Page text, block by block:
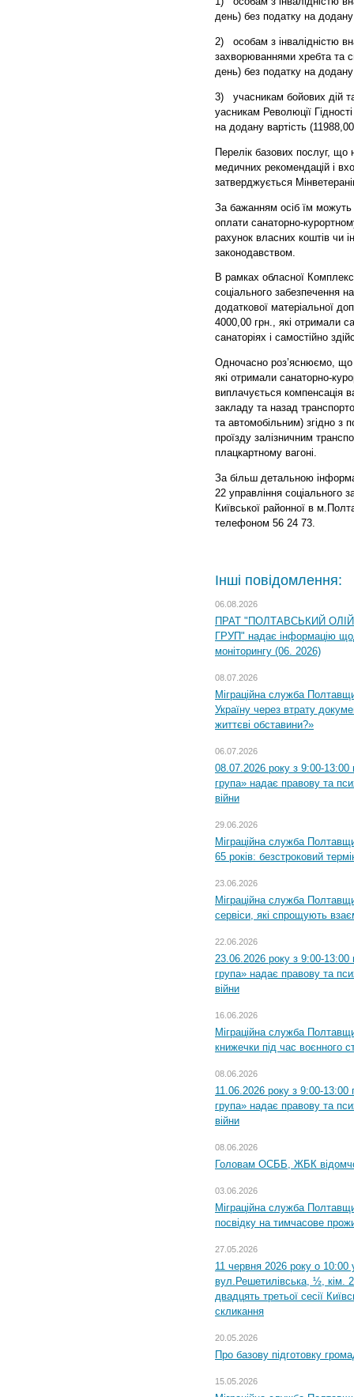
день) без податку на
2)
особам з інвалідністю
захворюваннями хребта та
день) без податку на
3)
учасникам бойових дій
уасникам Революції
на додану вартість
Перелік базових послуг, що
медичних рекомендацій і
затверджується
За бажанням осіб їм можуть
оплати санаторно-
рахунок власних коштів чи
законодавством.
В рамках обласної
соціального забезпечення
додаткової матеріальної
4000,00 грн., які отримали
санаторіях і самостійно
Одночасно роз’яснюємо, що
які отримали санаторно-
виплачується компенсація
закладу та назад
та автомобільним) згідно з
проїзду залізничним
плацкартному вагоні.
За більш детальною
22 управління соціального
Київської районної в
телефоном 56 24 73.
Інші повідомлення:
06.08.2026
ПРАТ "ПОЛТАВСЬКИЙ
ГРУП" надає інформацію
моніторингу (06. 2026)
08.07.2026
Міграційна служба
Україну через втрату
життєві обставини?»
06.07.2026
08.07.2026 року з 9:00-13:00
група» надає правову та
війни
29.06.2026
Міграційна служба
65 років: безстроковий
23.06.2026
Міграційна служба
сервіси, які спрощують
22.06.2026
23.06.2026 року з 9:00-13:00
група» надає правову та
війни
16.06.2026
Міграційна служба
книжечки під час воєнного
08.06.2026
11.06.2026 року з 9:00-13:00
група» надає правову та
війни
08.06.2026
Головам ОСББ, ЖБК
03.06.2026
Міграційна служба
посвідку на тимчасове
27.05.2026
11 червня 2026 року о 10:00
вул.Решетилівська, ½, кім.
двадцять третьої сесії
скликання
20.05.2026
Про базову підготовку
15.05.2026